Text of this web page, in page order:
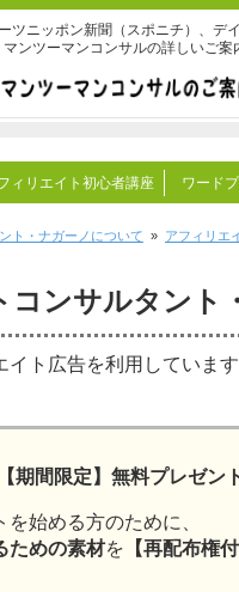
ツニッポン新聞（スポニチ）、デ
ンツーマンコンサルの詳しいご案
ィリエイト初心者講座 ワード
ト・ナガーノについて » アフィリエ
コンサルタント
ト広告を利用しています
【期間限定】無料プレゼン
始める方のために、
ための素材を 【再配布権付